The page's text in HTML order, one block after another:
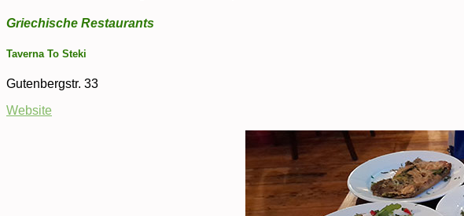
Griechische Restaurants
Taverna To Steki
Gutenbergstr. 33
Website